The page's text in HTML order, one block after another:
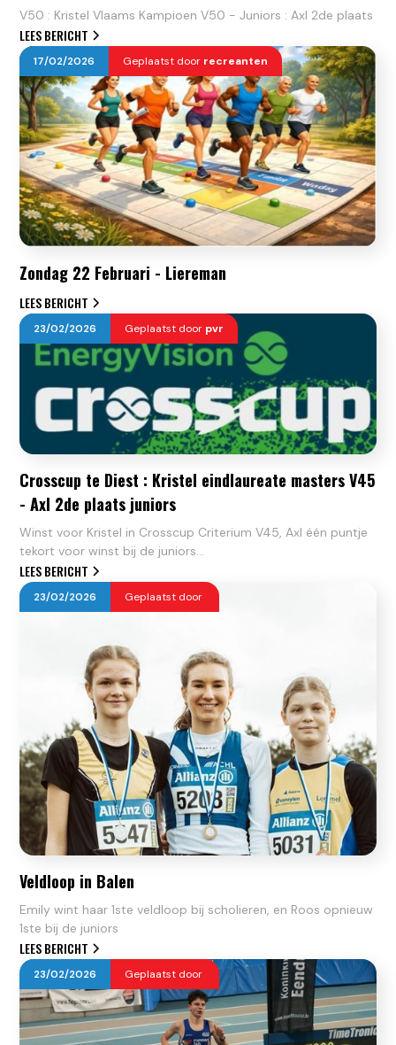
V50 : Kristel Vlaams Kampioen V50 - Juniors : Axl 2de plaats
LEES BERICHT
17/02/2026 Geplaatst door recreanten
Zondag 22 Februari - Liereman
LEES BERICHT
23/02/2026 Geplaatst door pvr
Crosscup te Diest : Kristel eindlaureate masters V45
- Axl 2de plaats juniors
Winst voor Kristel in Crosscup Criterium V45, Axl één puntje
tekort voor winst bij de juniors...
LEES BERICHT
23/02/2026 Geplaatst door
Veldloop in Balen
Emily wint haar 1ste veldloop bij scholieren, en Roos opnieuw
1ste bij de juniors
LEES BERICHT
23/02/2026 Geplaatst door